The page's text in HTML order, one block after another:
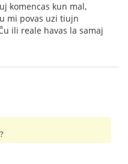
komencas kun mal,
mi povas uzi tiujn
ili reale havas la samaj